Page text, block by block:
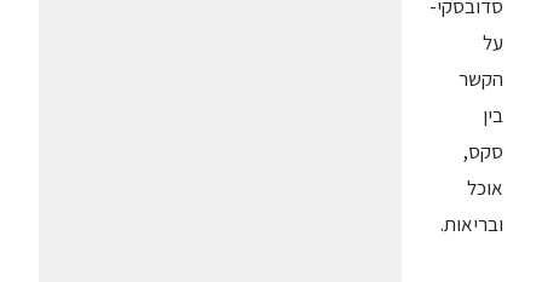
סדובסקי-
על
הקשר
בין
סקס,
אוכל
ובריאות.